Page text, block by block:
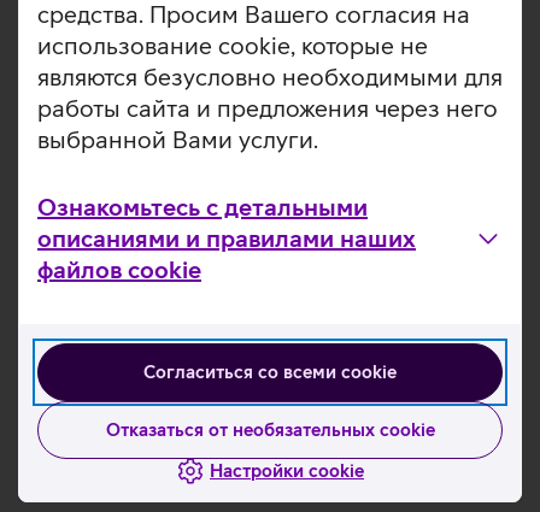
средства. Просим Вашего согласия на
использование cookie, которые не
являются безусловно необходимыми для
работы сайта и предложения через него
выбранной Вами услуги.
Ознакомьтесь с детальными
описаниями и правилами наших
файлов cookie
Согласиться со всеми cookie
Отказаться от необязательных cookie
Настройки cookie
Более подробную информацию о Telia 5G можно найти
ЗДЕСЬ.
Ознакомьтесь с другими новостями